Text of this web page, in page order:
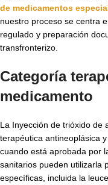
de medicamentos
nuestro proceso se centra
regulado y preparación
transfronterizo.
Categoría
medicamento
La Inyección de trióxido de
terapéutica antineoplásica
cuando está aprobada por
sanitarios pueden utilizarla
específicas, incluida la